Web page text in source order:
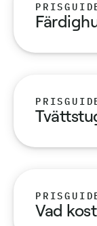
Vad